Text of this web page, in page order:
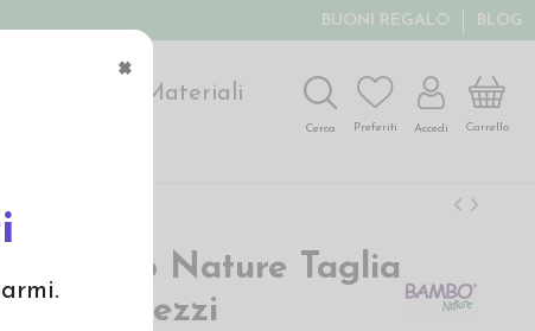
×
BUONI REGALO BLOG
Materiali
Cerca Preferiti Accedi Carrello
Bambo Nature Taglia
- 132 pezzi